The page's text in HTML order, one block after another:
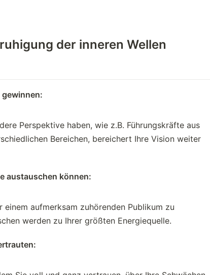
der inneren Wellen
Perspektive haben, wie z.B. Führungskräfte aus
Bereichen, bereichert Ihre Vision weiter
austauschen können:
aufmerksam zuhörenden Publikum zu
werden zu Ihrer größten Energiequelle.